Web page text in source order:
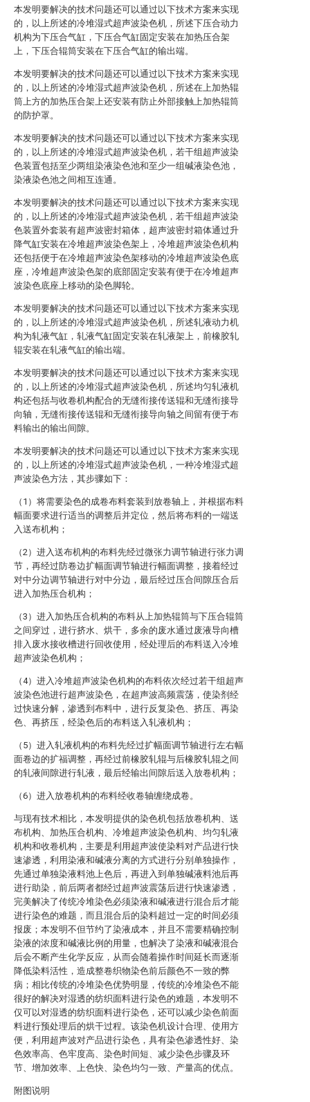
本发明要解决的技术问题还可以通过以下技术方案来实现
的，以上所述的冷堆湿式超声波染色机，所述下压合动力
机构为下压合气缸，下压合气缸固定安装在加热压合架
上，下压合辊筒安装在下压合气缸的输出端。
本发明要解决的技术问题还可以通过以下技术方案来实现
的，以上所述的冷堆湿式超声波染色机，所述在上加热辊
筒上方的加热压合架上还安装有防止外部接触上加热辊筒
的防护罩。
本发明要解决的技术问题还可以通过以下技术方案来实现
的，以上所述的冷堆湿式超声波染色机，若干组超声波染
色装置包括至少两组染液染色池和至少一组碱液染色池，
染液染色池之间相互连通。
本发明要解决的技术问题还可以通过以下技术方案来实现
的，以上所述的冷堆湿式超声波染色机，若干组超声波染
色装置外套装有超声波密封箱体，超声波密封箱体通过升
降气缸安装在冷堆超声波染色架上，冷堆超声波染色机构
还包括便于在冷堆超声波染色架移动的冷堆超声波染色底
座，冷堆超声波染色架的底部固定安装有便于在冷堆超声
波染色底座上移动的染色脚轮。
本发明要解决的技术问题还可以通过以下技术方案来实现
的，以上所述的冷堆湿式超声波染色机，所述轧液动力机
构为轧液气缸，轧液气缸固定安装在轧液架上，前橡胶轧
辊安装在轧液气缸的输出端。
本发明要解决的技术问题还可以通过以下技术方案来实现
的，以上所述的冷堆湿式超声波染色机，所述均匀轧液机
构还包括与收卷机构配合的无缝衔接传送辊和无缝衔接导
向轴，无缝衔接传送辊和无缝衔接导向轴之间留有便于布
料输出的输出间隙。
本发明要解决的技术问题还可以通过以下技术方案来实现
的，以上所述的冷堆湿式超声波染色机，一种冷堆湿式超
声波染色方法，其步骤如下：
（1）将需要染色的成卷布料套装到放卷轴上，并根据布料
幅面要求进行适当的调整后并定位，然后将布料的一端送
入送布机构；
（2）进入送布机构的布料先经过微张力调节轴进行张力调
节，再经过防卷边扩幅面调节轴进行幅面调整，接着经过
对中分边调节轴进行对中分边，最后经过压合间隙压合后
进入加热压合机构；
（3）进入加热压合机构的布料从上加热辊筒与下压合辊筒
之间穿过，进行挤水、烘干，多余的废水通过废液导向槽
排入废水接收槽进行回收使用，经处理后的布料送入冷堆
超声波染色机构；
（4）进入冷堆超声波染色机构的布料依次经过若干组超声
波染色池进行超声波染色，在超声波高频震荡，使染剂经
过快速分解，渗透到布料中，进行反复染色、挤压、再染
色、再挤压，经染色后的布料送入轧液机构；
（5）进入轧液机构的布料先经过扩幅面调节轴进行左右幅
面卷边的扩福调整，再经过前橡胶轧辊与后橡胶轧辊之间
的轧液间隙进行轧液，最后经输出间隙后送入放卷机构；
（6）进入放卷机构的布料经收卷轴缠绕成卷。
与现有技术相比，本发明提供的染色机包括放卷机构、送
布机构、加热压合机构、冷堆超声波染色机构、均匀轧液
机构和收卷机构，主要是利用超声波使染料对产品进行快
速渗透，利用染液和碱液分离的方式进行分别单独操作，
先通过单独染液料池上色后，再进入到单独碱液料池后再
进行助染，前后两者都经过超声波震荡后进行快速渗透，
完美解决了传统冷堆染色必须染液和碱液进行混合后才能
进行染色的难题，而且混合后的染料超过一定的时间必须
报废；本发明不但节约了染液成本，并且不需要精确控制
染液的浓度和碱液比例的用量，也解决了染液和碱液混合
后会不断产生化学反应，从而会随着操作时间延长而逐渐
降低染料活性，造成整卷织物染色前后颜色不一致的弊
病；相比传统的冷堆染色优势明显，传统的冷堆染色不能
很好的解决对湿透的纺织面料进行染色的难题，本发明不
仅可以对湿透的纺织面料进行染色，还可以减少染色前面
料进行预处理后的烘干过程。该染色机设计合理、使用方
便，利用超声波对产品进行染色，具有染色渗透性好、染
色效率高、色牢度高、染色时间短、减少染色步骤及环
节、增加效率、上色快、染色均匀一致、产量高的优点。
附图说明